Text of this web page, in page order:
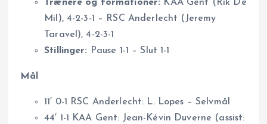
Trænere og formationer: KAA Gent (Rik De
Mil), 4-2-3-1 – RSC Anderlecht (Jeremy
Taravel), 4-2-3-1
Stillinger: Pause 1-1 – Slut 1-1
Mål
11′ 0-1 RSC Anderlecht: L. Lopes – Selvmål
44′ 1-1 KAA Gent: Jean-Kévin Duverne (assist: